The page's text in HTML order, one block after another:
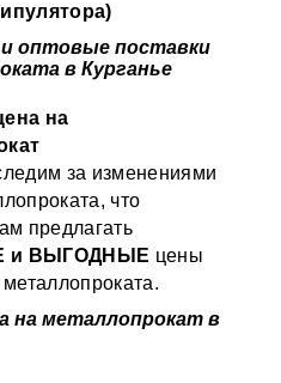
оптовые поставки
в Курганье
на
за изменениями
что
предлагать
и ВЫГОДНЫЕ цены
на металлопрокат в